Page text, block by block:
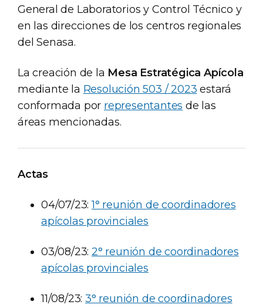
General de Laboratorios y Control Técnico y
en las direcciones de los centros regionales
del Senasa.
La creación de la Mesa Estratégica Apícola
mediante la Resolución 503 / 2023 estará
conformada por representantes de las
áreas mencionadas.
Actas
04/07/23:1° reunión de coordinadores
apícolas provinciales
03/08/23:2° reunión de coordinadores
apícolas provinciales
11/08/23:3° reunión de coordinadores